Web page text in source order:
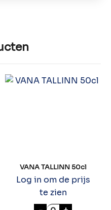
VANA TALLINN 50cl
Log in om de prijs
te zien
VANA